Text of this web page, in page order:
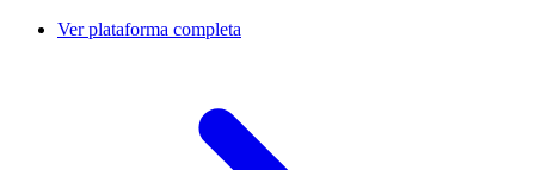
Ver plataforma completa